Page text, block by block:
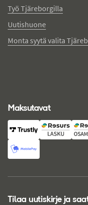
Työ Tjäreborgilla
Uutishuone
Monta syytä valita
Maksutavat
Tilaa uutiskirje ja